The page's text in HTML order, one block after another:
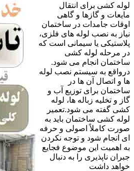
لوله کشی برای انتقال
مایعات و گازها و گاهی
اوقات جامدات در ساختمان
نیاز به نصب لوله های فلزی،
پلاستیکی یا سیمانی است که
در مرحله لوله کشی
ساختمان انجام می شود.
درواقع به سیستم نصب لوله
ها و اتصال آن ها در
ساختمان برای توزیع آب و
گاز و تخلیه زباله ها، لوله
کشی گفته می شود.تعمیر
لوله کشی ساختمان باید به
صورت کاملاً اصولی و حرفه
ای انجام شود و توجه نکردن
به اهمیت این موضوع فجایع
جبران ناپذیری را به دنبال
خواهد داشت